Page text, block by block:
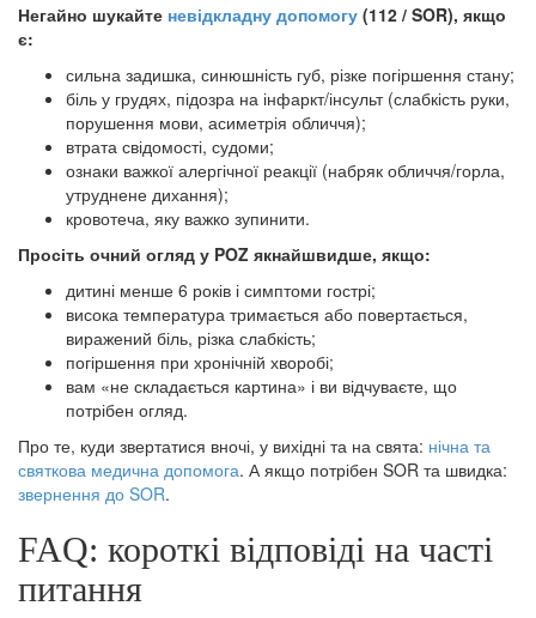
Негайно шукайте невідкладну допомогу (112 / SOR), якщо
є:
сильна задишка, синюшність губ, різке погіршення стану;
біль у грудях, підозра на інфаркт/інсульт (слабкість руки,
порушення мови, асиметрія обличчя);
втрата свідомості, судоми;
ознаки важкої алергічної реакції (набряк обличчя/горла,
утруднене дихання);
кровотеча, яку важко зупинити.
Просіть очний огляд у POZ якнайшвидше, якщо:
дитині менше 6 років і симптоми гострі;
висока температура тримається або повертається,
виражений біль, різка слабкість;
погіршення при хронічній хворобі;
вам «не складається картина» і ви відчуваєте, що
потрібен огляд.
Про те, куди звертатися вночі, у вихідні та на свята: нічна та
святкова медична допомога. А якщо потрібен SOR та швидка:
звернення до SOR.
FAQ: короткі відповіді на часті
питання